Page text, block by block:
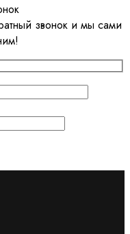
звонок и мы сами